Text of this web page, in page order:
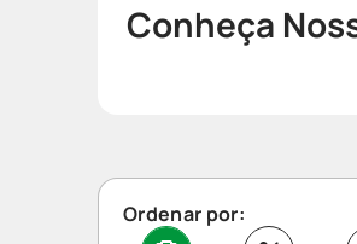
Conheça
Ordenar por: